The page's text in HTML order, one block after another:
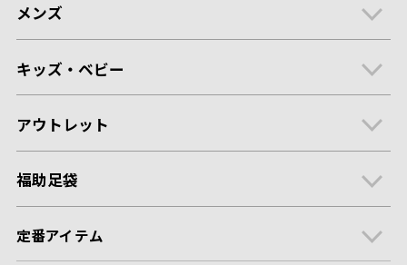
メンズ
キッズ・ベビー
アウトレット
福助足袋
定番アイテム